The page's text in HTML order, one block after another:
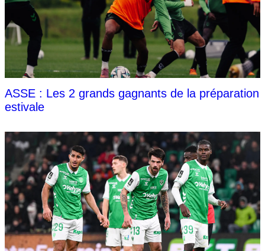
ASSE : Les 2 grands gagnants de la préparation
estivale